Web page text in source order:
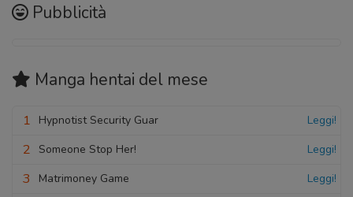
Pubblicità
Manga hentai del mese
1 Hypnotist Security Guar Leggi!
2 Someone Stop Her! Leggi!
3 Matrimoney Game Leggi!